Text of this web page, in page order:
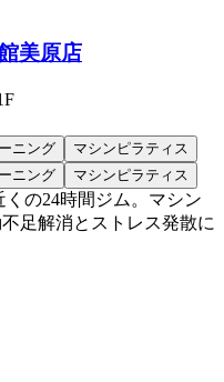
美原店
ニング
マシンピラティス
ニング マシンピラティス
くの24時間ジム。マシン
足解消とストレス発散に